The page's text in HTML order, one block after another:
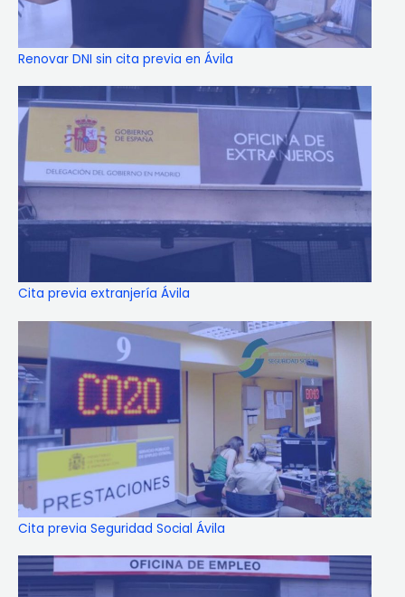
Renovar DNI sin cita previa en Ávila
Cita previa extranjería Ávila
Cita previa Seguridad Social Ávila